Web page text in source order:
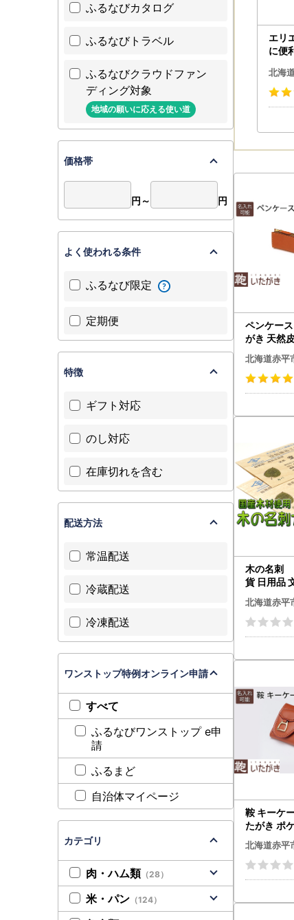
・配
・発送
・同
・梱
輸送
返品方
万が一
・申
・お礼
返品方
■返礼
エリ
に便
つく
トペ
内
北海
ペンケー
がき 天然
ファッシ
用品 文房
しゃれ ギ
れ無
北海道赤平
木の名刺
貨 日用品
北海道赤平
鞍 キーケ
たがき ポ
皮革 本革
ョン小物
贈り物 北
無
北海道赤平
ふるなびカタログ
ふるなびトラベル
ふるなびクラウドファン
ディング対象
地域の願いに応える使い道
価格帯
円～ 円
よく使われる条件
ふるなび限定
定期便
特徴
ギフト対応
のし対応
在庫切れを含む
配送方法
常温配送
冷蔵配送
冷凍配送
ワンストップ特例オンライン申請
すべて
ふるなびワンストップ e申
請
ふるまど
自治体マイページ
カテゴリ
肉・ハム類 （28）
米・パン （124）